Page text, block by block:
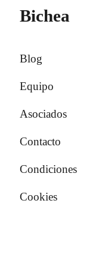
Bichea
Blog
Equipo
Asociados
Contacto
Condiciones
Cookies